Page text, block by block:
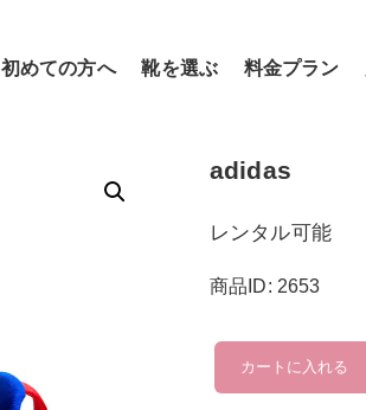
初めての方へ 靴を選ぶ 料金プラン
adidas
レンタル可能
商品ID: 2653
adidas
個
カートに入れる